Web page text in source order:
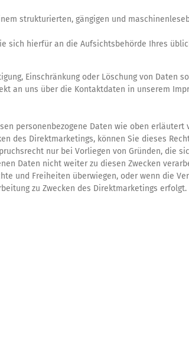
strukturierten, gängigen und
sich hierfür an die Aufsichtsbehörde Ihres
Einschränkung oder Löschung von Daten
an uns über die Kontaktdaten in unserem
personenbezogene Daten wie oben erläutert
des Direktmarketings, können Sie dieses
nur bei Vorliegen von Gründen, die
Daten nicht weiter zu diesen Zwecken
und Freiheiten überwiegen, oder wenn die
zu Zwecken des Direktmarketings erfolgt.